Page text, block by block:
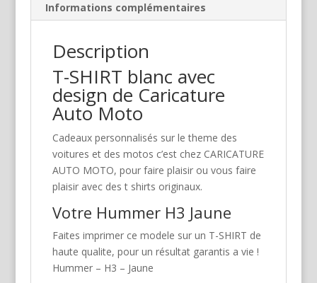
Informations complémentaires
Description
T-SHIRT blanc avec
design de Caricature
Auto Moto
Cadeaux personnalisés sur le theme des
voitures et des motos c’est chez CARICATURE
AUTO MOTO, pour faire plaisir ou vous faire
plaisir avec des t shirts originaux.
Votre Hummer H3 Jaune
Faites imprimer ce modele sur un T-SHIRT de
haute qualite, pour un résultat garantis a vie !
Hummer – H3 – Jaune